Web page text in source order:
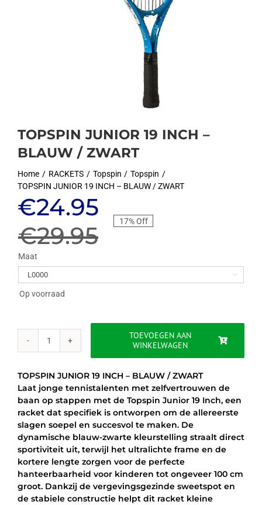
TOPSPIN JUNIOR 19 INCH –
BLAUW / ZWART
Home RACKETS Topspin
Topspin
TOPSPIN JUNIOR 19 INCH – BLAUW / ZWART
€29.95
Oorspronkelijke
prijs
was:
€29.95.
€24.95
Huidige
prijs
is:
€24.95.
17% Off
Maat

Op voorraad
TOPSPIN
BLAUW
ZWART
aantal
TOEVOEGEN AAN
WINKELWAGEN
TOPSPIN JUNIOR 19 INCH – BLAUW / ZWART
Laat jonge tennistalenten met zelfvertrouwen de
baan op stappen met de Topspin Junior 19 Inch, een
racket dat specifiek is ontworpen om de allereerste
slagen soepel en succesvol te maken. De
dynamische blauw-zwarte kleurstelling straalt direct
sportiviteit uit, terwijl het ultralichte frame en de
kortere lengte zorgen voor de perfecte
hanteerbaarheid voor kinderen tot ongeveer 100 cm
groot. Dankzij de vergevingsgezinde sweetspot en
de stabiele constructie helpt dit racket kleine